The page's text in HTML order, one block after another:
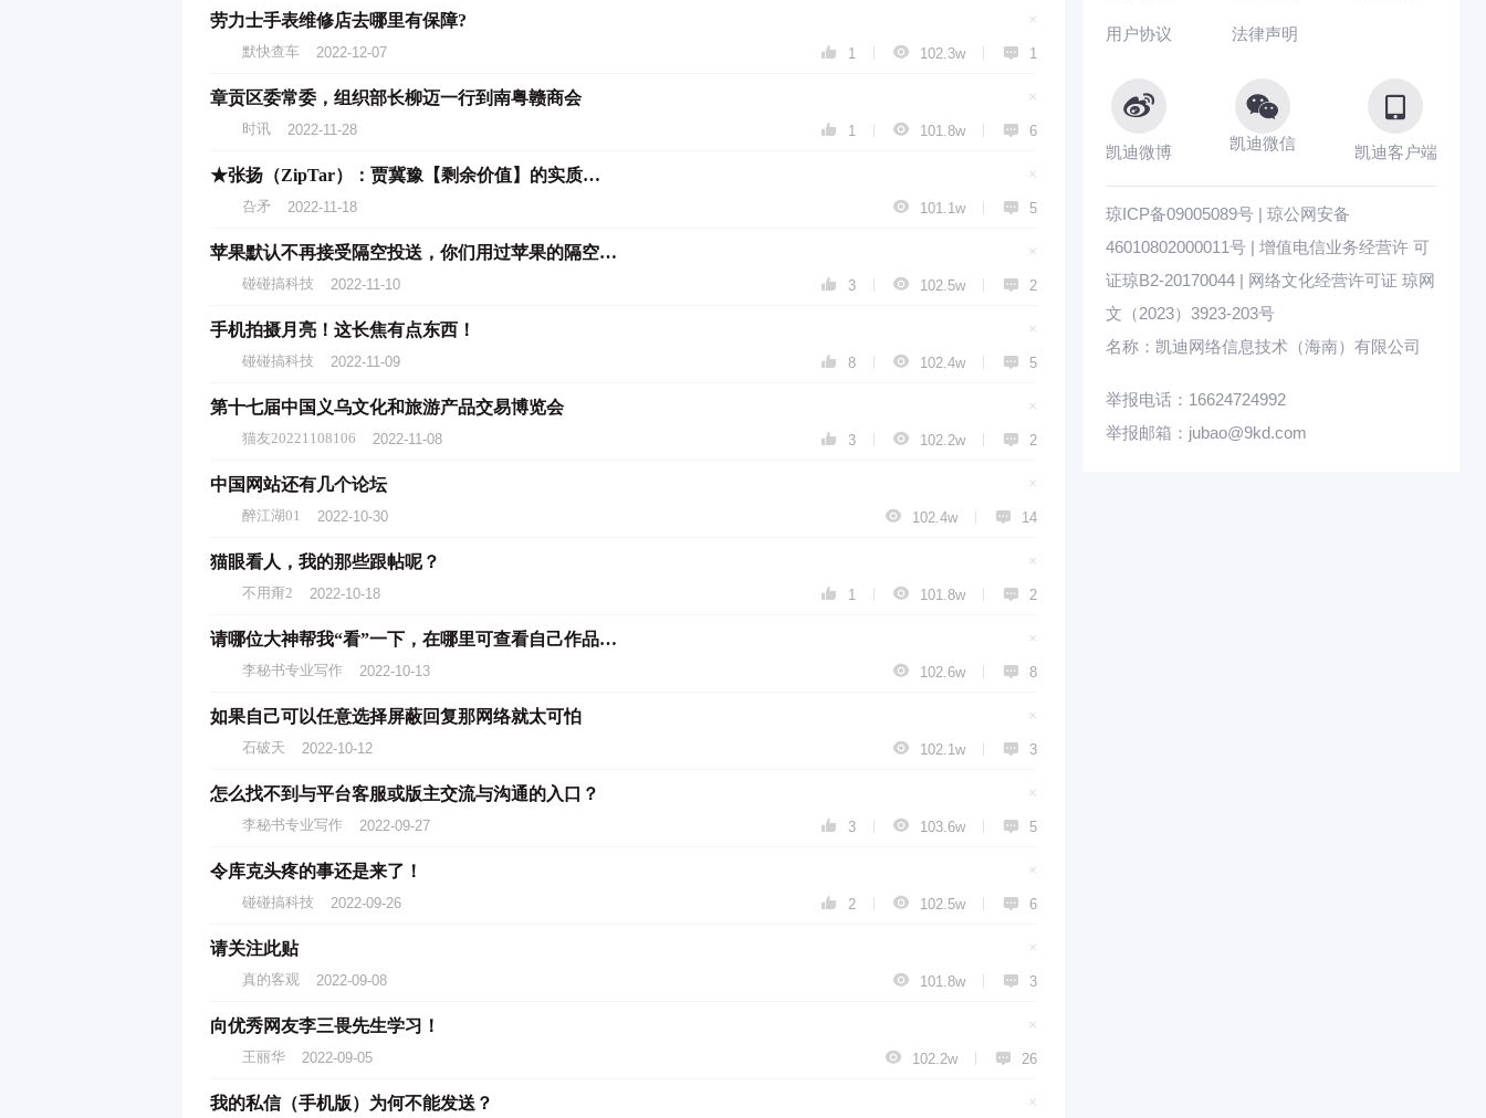
劳力士手表维修店去哪里有保障? ×
默快查车 2022-12-07  1  102.3w  1
章贡区委常委，组织部长柳迈一行到南粤赣商会 ×
时讯 2022-11-28  1  101.8w  6
★张扬（ZipTar）：贾冀豫【剩余价值】的实质分析 ×
叴矛 2022-11-18  101.1w  5
苹果默认不再接受隔空投送，你们用过苹果的隔空投送吗？ ×
碰碰搞科技 2022-11-10  3  102.5w  2
手机拍摄月亮！这长焦有点东西！ ×
碰碰搞科技 2022-11-09  8  102.4w  5
第十七届中国义乌文化和旅游产品交易博览会 ×
猫友20221108106 2022-11-08  3  102.2w  2
中国网站还有几个论坛 ×
醉江湖01 2022-10-30  102.4w  14
猫眼看人，我的那些跟帖呢？ ×
不用甭2 2022-10-18  1  101.8w  2
请哪位大神帮我“看”一下，在哪里可查看自己作品的浏览量？ ×
李秘书专业写作 2022-10-13  102.6w  8
如果自己可以任意选择屏蔽回复那网络就太可怕 ×
石破天 2022-10-12  102.1w  3
怎么找不到与平台客服或版主交流与沟通的入口？ ×
李秘书专业写作 2022-09-27  3  103.6w  5
令库克头疼的事还是来了！ ×
碰碰搞科技 2022-09-26  2  102.5w  6
请关注此贴 ×
真的客观 2022-09-08  101.8w  3
向优秀网友李三畏先生学习！ ×
王丽华 2022-09-05  102.2w  26
我的私信（手机版）为何不能发送？ ×
用户协议 法律声明

凯迪微博

凯迪微信

凯迪客户端
琼ICP备09005089号 | 琼公网安备
46010802000011号 | 增值电信业务经营许 可
证琼B2-20170044 | 网络文化经营许可证 琼网
文（2023）3923-203号
名称：凯迪网络信息技术（海南）有限公司
举报电话：16624724992
举报邮箱：jubao@9kd.com